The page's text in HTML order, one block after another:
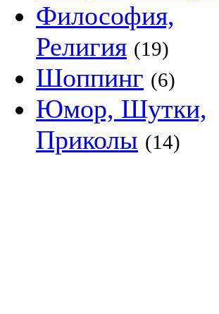
Философия,
Религия (19)
Шоппинг (6)
Юмор, Шутки,
Приколы (14)